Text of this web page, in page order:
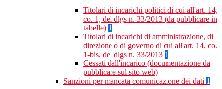
Titolari di incarichi politici di cui all'art. 14,
co. 1, del dlgs n. 33/2013 (da pubblicare in
tabelle) 1
Titolari di incarichi di amministrazione, di
direzione o di governo di cui all'art. 14, co.
1-bis, del dlgs n. 33/2013 1
Cessati dall'incarico (documentazione da
pubblicare sul sito web)
Sanzioni per mancata comunicazione dei dati 1